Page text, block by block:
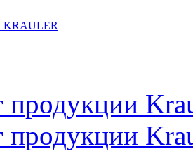
продукции
продукции